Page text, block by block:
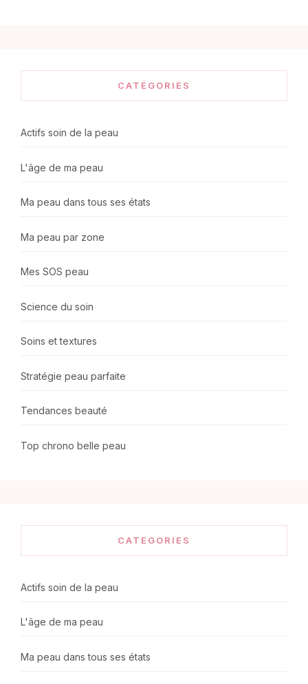
CATÉGORIES
Actifs soin de la peau
L'âge de ma peau
Ma peau dans tous ses états
Ma peau par zone
Mes SOS peau
Science du soin
Soins et textures
Stratégie peau parfaite
Tendances beauté
Top chrono belle peau
CATEGORIES
Actifs soin de la peau
L'âge de ma peau
Ma peau dans tous ses états